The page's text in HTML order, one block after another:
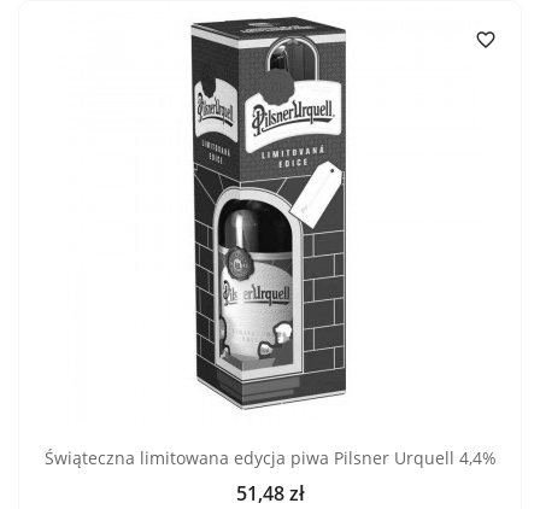

Świąteczna limitowana edycja piwa Pilsner Urquell 4,4%
Cena
51,48 zł